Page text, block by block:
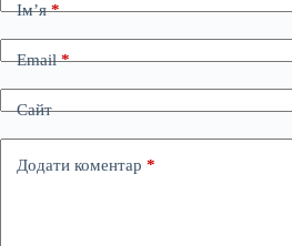
Ім’я*
Email*
Сайт
Додати коментар *